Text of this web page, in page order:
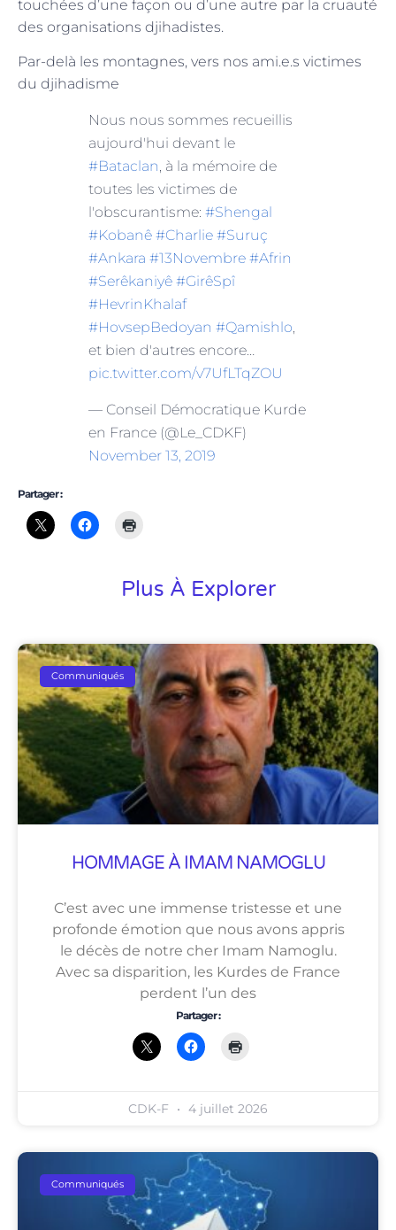
touchées d’une façon ou d’une autre par la cruauté
des organisations djihadistes.
Par-delà les montagnes, vers nos ami.e.s victimes
du djihadisme
Nous nous sommes recueillis
aujourd'hui devant le
#Bataclan, à la mémoire de
toutes les victimes de
l'obscurantisme: #Shengal
#Kobanê #Charlie #Suruç
#Ankara #13Novembre #Afrin
#Serêkaniyê #GirêSpî
#HevrinKhalaf
#HovsepBedoyan #Qamishlo,
et bien d'autres encore…
pic.twitter.com/v7UfLTqZOU
— Conseil Démocratique Kurde
en France (@Le_CDKF)
November 13, 2019
Partager :
Plus À Explorer
Communiqués
HOMMAGE À IMAM NAMOGLU
C’est avec une immense tristesse et une
profonde émotion que nous avons appris
le décès de notre cher Imam Namoglu.
Avec sa disparition, les Kurdes de France
perdent l’un des
Partager :
CDK-F 4 juillet 2026
Communiqués